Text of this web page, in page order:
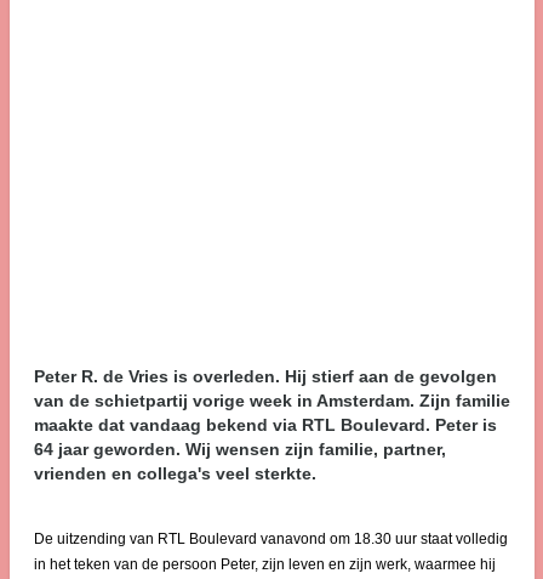
Peter R. de Vries is overleden. Hij stierf aan de gevolgen
van de schietpartij vorige week in Amsterdam. Zijn familie
maakte dat vandaag bekend via RTL Boulevard. Peter is
64 jaar geworden. Wij wensen zijn familie, partner,
vrienden en collega's veel sterkte.
De uitzending van RTL Boulevard vanavond om 18.30 uur staat volledig
in het teken van de persoon Peter, zijn leven en zijn werk, waarmee hij